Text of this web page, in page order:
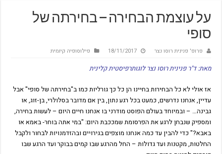
על עוצמת הבחירה – בחירתה של
סופי
פרופ' פנינית רוסו נצר 18/11/2017 פילוסופיה קיומית
מאת: ד"ר פנינית רוסו נצרלוגותרפיסטית קלינית
אז אולי לא כל הבחירות בחיינו הן כל כך גורליות כמו ב"בחירתה של סופי" אבל
עדיין, אנחנו נדרשים, כמעט בכל רגע נתון, בין אם מדובר בסלולרי, בן-זוג, או
גבינה… – ובמיוחד בעולם הפוסט מודרני בו אנחנו חיים היום – לעשות בחירה,
ומספיק שנבחן לרגע את הפרסומת שמככבת היום: "במי אתה בוחר- באמא או
באבא?" כדי להבין עד כמה אנחנו מוצפים בגירויים ובהזדמנויות לבחור ולקבל
החלטות, מקטנות ועד גדולות – החל מהרגע שבו קמים בבוקר ועד הרגע שבו